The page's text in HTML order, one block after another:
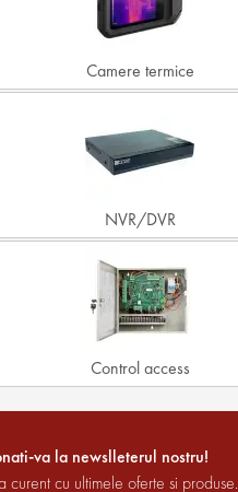
Camere termice
NVR/DVR
Control access
va la newslleterul nostru!
curent cu ultimele oferte si produse.